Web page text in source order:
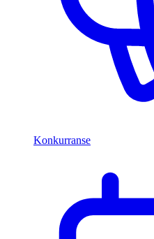
Konkurranse